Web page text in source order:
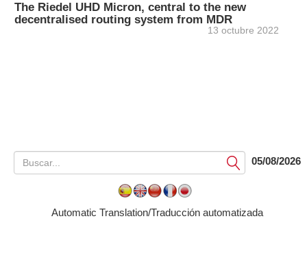
The Riedel UHD Micron, central to the new
decentralised routing system from MDR
13 octubre 2022
Submit05/08/2026
Automatic Translation/Traducción automatizada